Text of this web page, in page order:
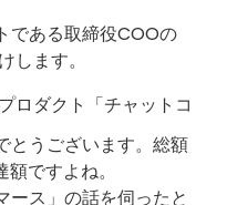
である取締役COOの
します。
ロダクト「チャットコ
とうございます。総額
ですよね。
ース」の話を伺ったと